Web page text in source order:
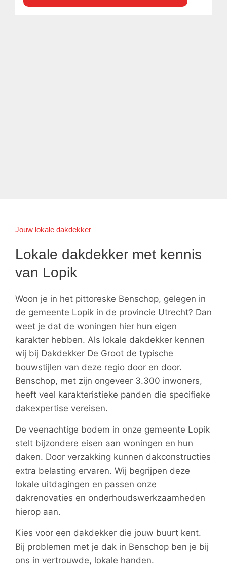
Jouw lokale dakdekker
Lokale dakdekker met kennis
van Lopik
Woon je in het pittoreske Benschop, gelegen in
de gemeente Lopik in de provincie Utrecht? Dan
weet je dat de woningen hier hun eigen
karakter hebben. Als lokale dakdekker kennen
wij bij Dakdekker De Groot de typische
bouwstijlen van deze regio door en door.
Benschop, met zijn ongeveer 3.300 inwoners,
heeft veel karakteristieke panden die specifieke
dakexpertise vereisen.
De veenachtige bodem in onze gemeente Lopik
stelt bijzondere eisen aan woningen en hun
daken. Door verzakking kunnen dakconstructies
extra belasting ervaren. Wij begrijpen deze
lokale uitdagingen en passen onze
dakrenovaties en onderhoudswerkzaamheden
hierop aan.
Kies voor een dakdekker die jouw buurt kent.
Bij problemen met je dak in Benschop ben je bij
ons in vertrouwde, lokale handen.